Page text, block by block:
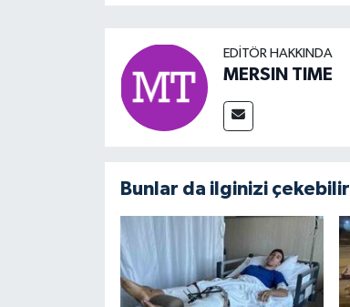
EDITÖR HAKKINDA
MERSIN TIME
Bunlar da ilginizi çekebilir